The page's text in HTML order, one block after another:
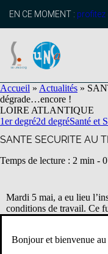
principal
EN CE MOMENT : profitez
Accueil » Actualités »
dégrade…encore !
LOIRE ATLANTIQUE
1er degré2d degréSanté et
SANTE SECURITE AU
Temps de lecture : 2 min -
Mardi 5 mai, a eu lieu
conditions de travail. Ce
des représentants
Bonjour et bienvenue